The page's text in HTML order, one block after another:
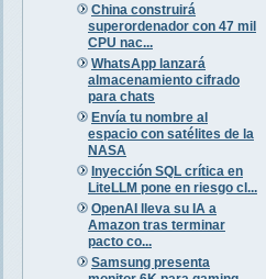
China construirá
superordenador con 47 mil
CPU nac...
WhatsApp lanzará
almacenamiento cifrado
para chats
Envía tu nombre al
espacio con satélites de la
NASA
Inyección SQL crítica en
LiteLLM pone en riesgo cl...
OpenAI lleva su IA a
Amazon tras terminar
pacto co...
Samsung presenta